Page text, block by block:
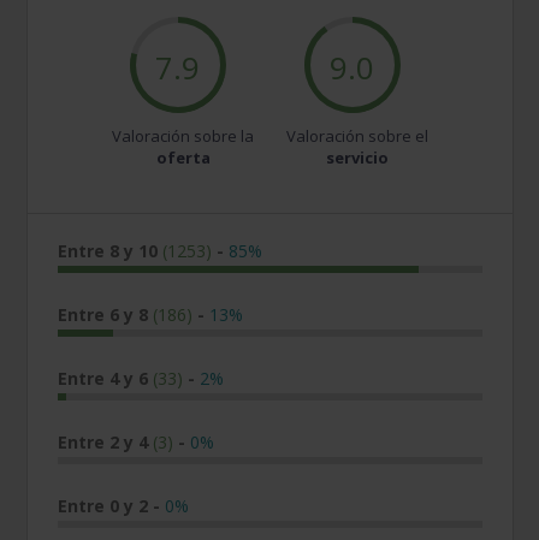
7.9
Valoración sobre la
oferta
9.0
Valoración sobre el
servicio
Entre 8 y 10 (1253) - 85%
Entre 6 y 8 (186) - 13%
Entre 4 y 6 (33) - 2%
Entre 2 y 4 (3) - 0%
Entre 0 y 2 - 0%